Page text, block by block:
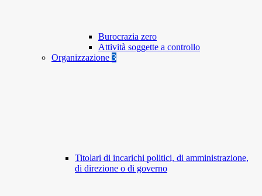
Burocrazia zero
Attività soggette a controllo
Organizzazione 3
Titolari di incarichi politici, di amministrazione,
di direzione o di governo